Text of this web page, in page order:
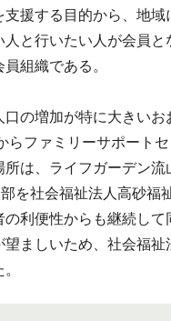
支援する目的から、地域
人と行いたい人が会員と
組織である。
の増加が特に大きいお
らファミリーサポート
所は、ライフガーデン流
を社会福祉法人高砂福
の利便性からも継続して
望ましいため、社会福祉